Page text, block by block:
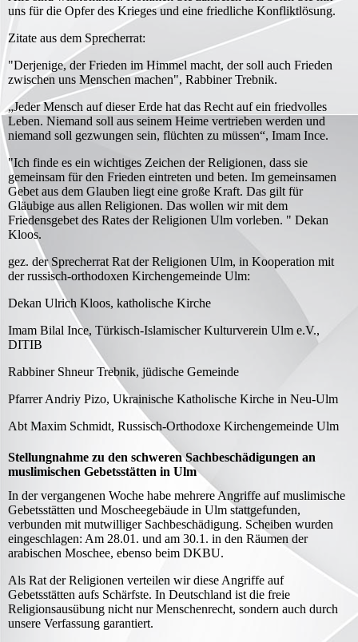
uns für die Opfer des Krieges und eine friedliche Konfliktlösung.
Zitate aus dem Sprecherrat:
"Derjenige, der Frieden im Himmel macht, der soll auch Frieden
zwischen uns Menschen machen", Rabbiner Trebnik.
„Jeder Mensch auf dieser Erde hat das Recht auf ein friedvolles
Leben. Niemand soll aus seinem Heime vertrieben werden und
niemand soll gezwungen sein, flüchten zu müssen“, Imam Ince.
"Ich finde es ein wichtiges Zeichen der Religionen, dass sie
gemeinsam für den Frieden eintreten und beten. Im gemeinsamen
Gebet aus dem Glauben liegt eine große Kraft. Das gilt für
Gläubige aus allen Religionen. Das wollen wir mit dem
Friedensgebet des Rates der Religionen Ulm vorleben. " Dekan
Kloos.
gez. der Sprecherrat Rat der Religionen Ulm, in Kooperation mit
der russisch-orthodoxen Kirchengemeinde Ulm:
Dekan Ulrich Kloos, katholische Kirche
Imam Bilal Ince, Türkisch-Islamischer Kulturverein Ulm e.V.,
DITIB
Rabbiner Shneur Trebnik, jüdische Gemeinde
Pfarrer Andriy Pizo, Ukrainische Katholische Kirche in Neu-Ulm
Abt Maxim Schmidt, Russisch-Orthodoxe Kirchengemeinde Ulm
Stellungnahme zu den schweren Sachbeschädigungen an
muslimischen Gebetsstätten in Ulm
In der vergangenen Woche habe mehrere Angriffe auf muslimische
Gebetsstätten und Moscheegebäude in Ulm stattgefunden,
verbunden mit mutwilliger Sachbeschädigung. Scheiben wurden
eingeschlagen: Am 28.01. und am 30.1. in den Räumen der
arabischen Moschee, ebenso beim DKBU.
Als Rat der Religionen verteilen wir diese Angriffe auf
Gebetsstätten aufs Schärfste. In Deutschland ist die freie
Religionsausübung nicht nur Menschenrecht, sondern auch durch
unsere Verfassung garantiert.